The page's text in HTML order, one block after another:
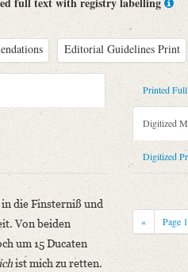
Editorial Guidelines Print
Schlegel-Ausgabe. Bd. 23. Dritte
die Finsterniß und
Von beiden
um 15 Ducaten
ist mich zu retten.
Printed
Digitized
Digitized
« Page 1